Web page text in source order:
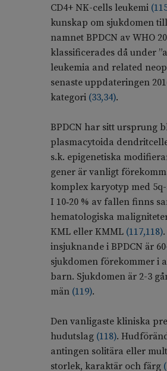
CD4+ NK-cells leukemi (
kunskap om sjukdomen
namnet BPDCN av WHO
klassificerades då under
leukemia and related
senaste uppdateringen
kategori (33,34).
BPDCN har sitt ursprung
plasmacytoida
s.k. epigenetiska
gener är vanligt
komplex karyotyp med
I 10‑20 % av fallen finns
hematologiska
KML eller KMML (117,118)
insjuknande i BPDCN är
sjukdomen förekommer i
barn. Sjukdomen är 2-3
män (119).
Den vanligaste kliniska
hudutslag (118).
antingen solitära eller
storlek, karaktär och färg (